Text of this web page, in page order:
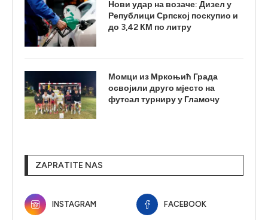
Нови удар на возаче: Дизел у
Републици Српској поскупио и
до 3,42 КМ по литру
Момци из Мркоњић Града
освојили друго мјесто на
футсал турниру у Гламочу
ZAPRATITE NAS
INSTAGRAM FACEBOOK